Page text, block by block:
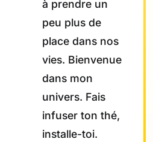
à prendre un
peu plus de
place dans nos
vies. Bienvenue
dans mon
univers. Fais
infuser ton thé,
installe-toi.